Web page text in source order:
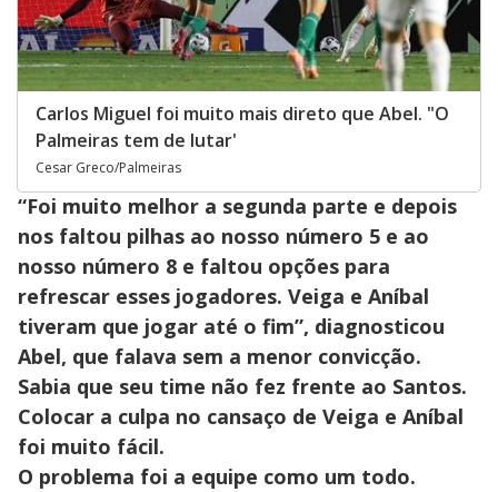
Carlos Miguel foi muito mais direto que Abel. "O
Palmeiras tem de lutar'
Cesar Greco/Palmeiras
“Foi muito melhor a segunda parte e depois
nos faltou pilhas ao nosso número 5 e ao
nosso número 8 e faltou opções para
refrescar esses jogadores. Veiga e Aníbal
tiveram que jogar até o fim”, diagnosticou
Abel, que falava sem a menor convicção.
Sabia que seu time não fez frente ao Santos.
Colocar a culpa no cansaço de Veiga e Aníbal
foi muito fácil.
O problema foi a equipe como um todo.